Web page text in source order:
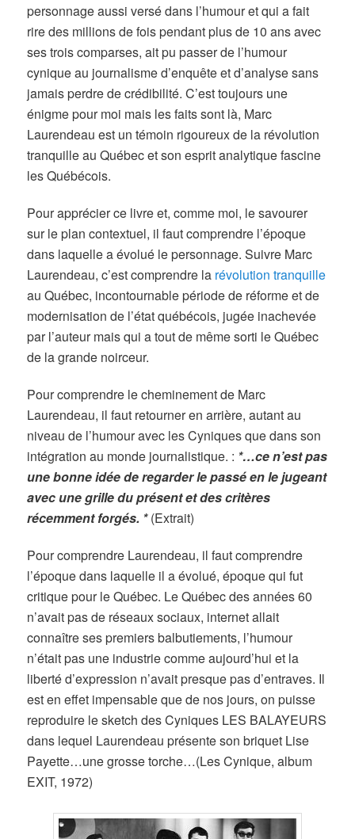
personnage aussi versé dans l’humour et qui a fait
rire des millions de fois pendant plus de 10 ans avec
ses trois comparses, ait pu passer de l’humour
cynique au journalisme d’enquête et d’analyse sans
jamais perdre de crédibilité. C’est toujours une
énigme pour moi mais les faits sont là, Marc
Laurendeau est un témoin rigoureux de la révolution
tranquille au Québec et son esprit analytique fascine
les Québécois.
Pour apprécier ce livre et, comme moi, le savourer
sur le plan contextuel, il faut comprendre l’époque
dans laquelle a évolué le personnage. Suivre Marc
Laurendeau, c’est comprendre la révolution tranquille
au Québec, incontournable période de réforme et de
modernisation de l’état québécois, jugée inachevée
par l’auteur mais qui a tout de même sorti le Québec
de la grande noirceur.
Pour comprendre le cheminement de Marc
Laurendeau, il faut retourner en arrière, autant au
niveau de l’humour avec les Cyniques que dans son
intégration au monde journalistique. : *…ce n’est pas
une bonne idée de regarder le passé en le jugeant
avec une grille du présent et des critères
récemment forgés. *(Extrait)
Pour comprendre Laurendeau, il faut comprendre
l’époque dans laquelle il a évolué, époque qui fut
critique pour le Québec. Le Québec des années 60
n’avait pas de réseaux sociaux, internet allait
connaître ses premiers balbutiements, l’humour
n’était pas une industrie comme aujourd’hui et la
liberté d’expression n’avait presque pas d’entraves. Il
est en effet impensable que de nos jours, on puisse
reproduire le sketch des Cyniques LES BALAYEURS
dans lequel Laurendeau présente son briquet Lise
Payette…une grosse torche…(Les Cynique, album
EXIT, 1972)